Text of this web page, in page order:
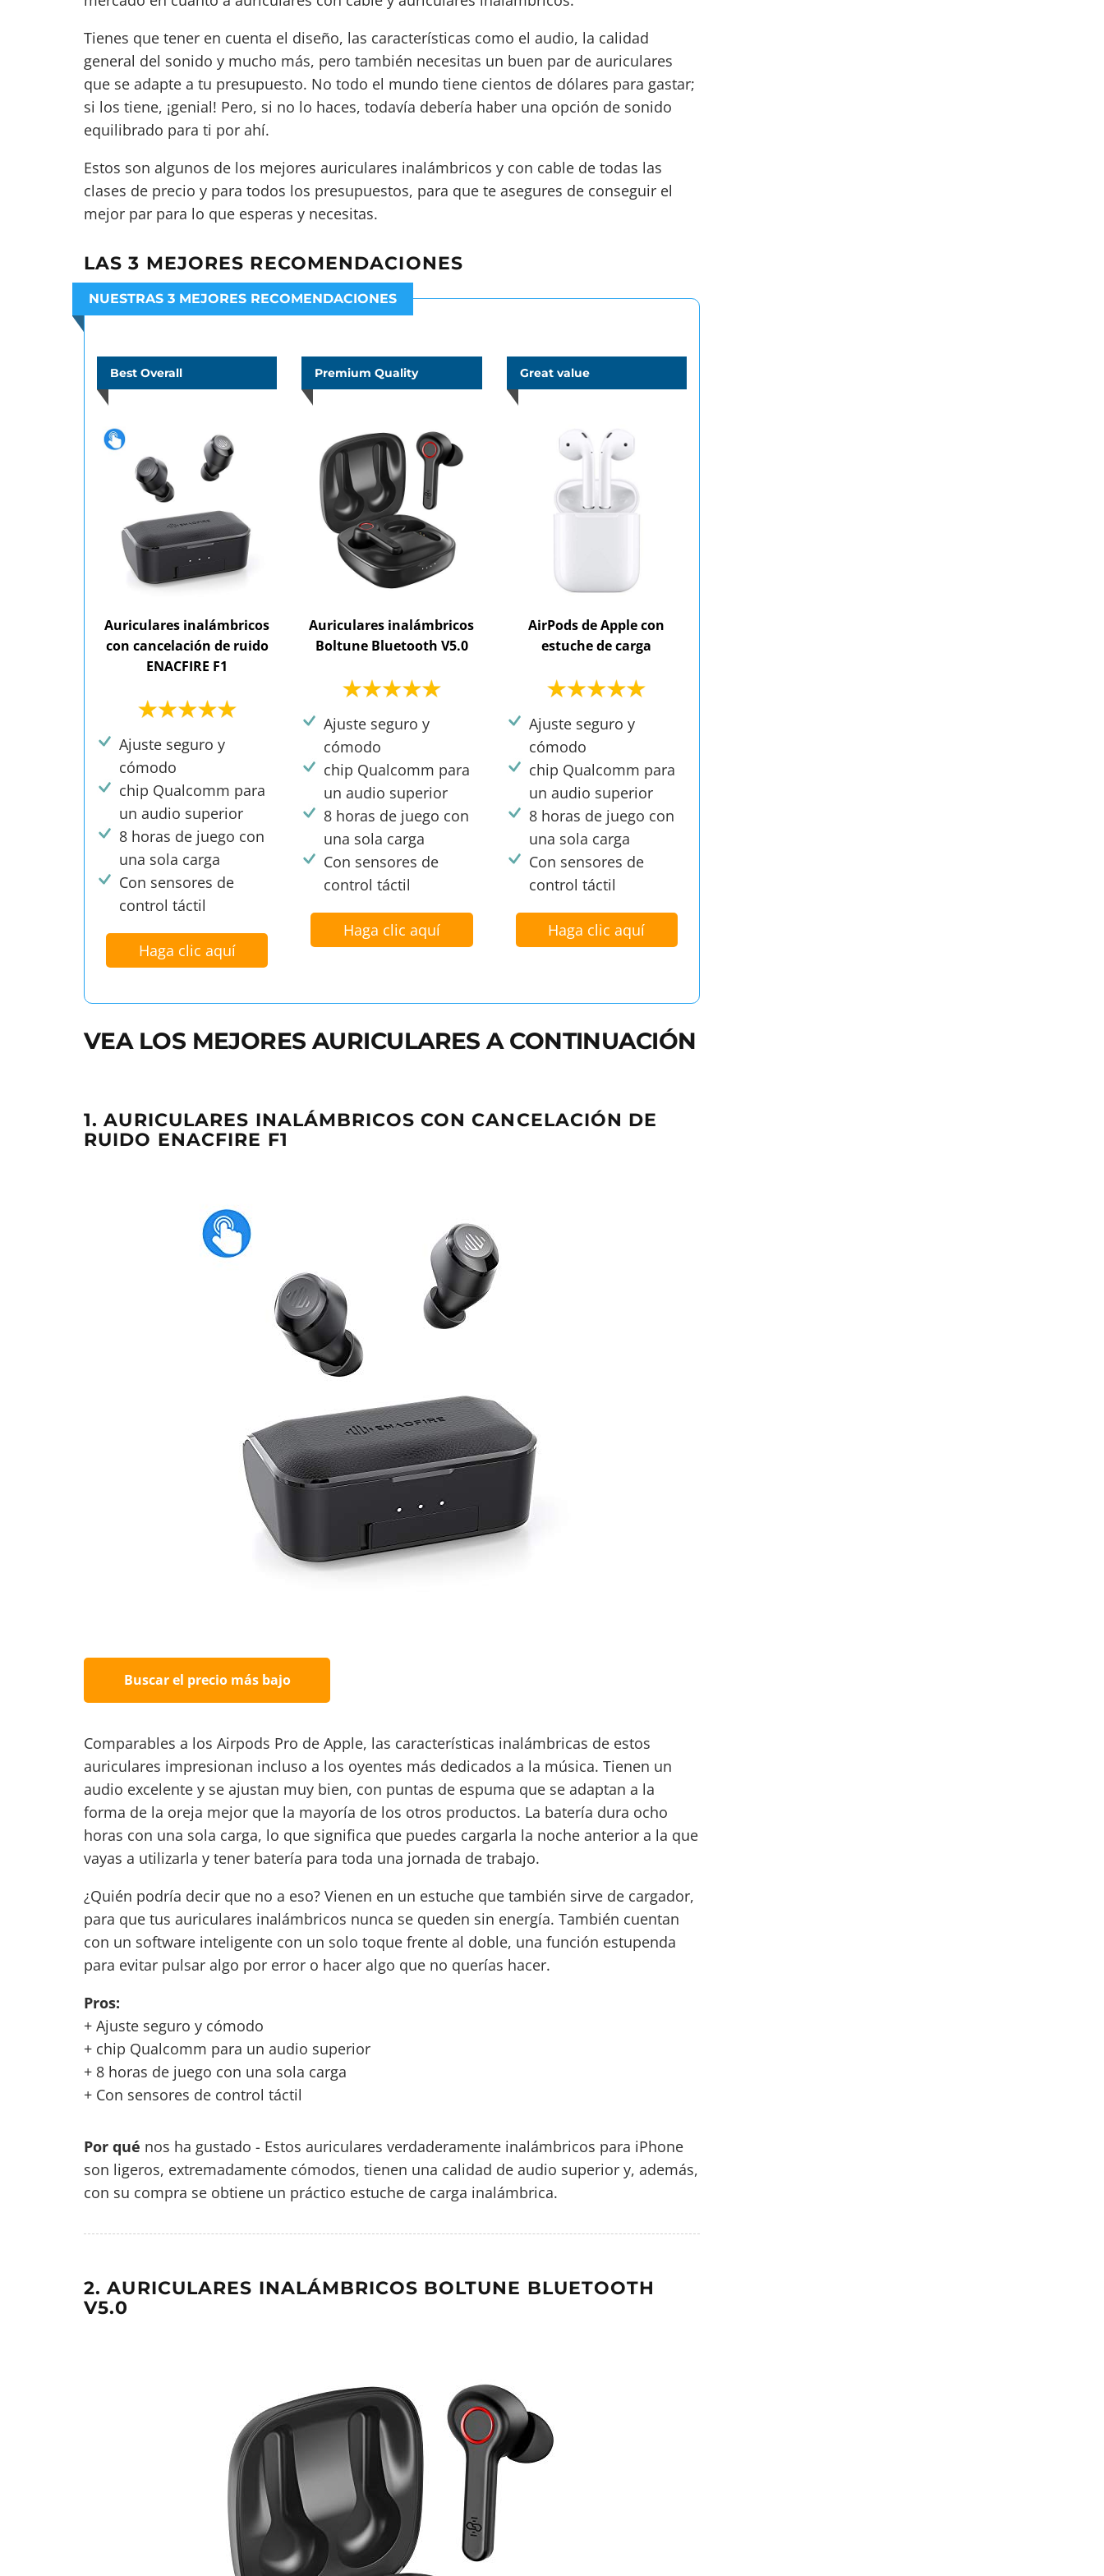
Tienes que tener en cuenta el diseño, las características como el audio, la calidad
general del sonido y mucho más, pero también necesitas un buen par de auriculares
que se adapte a tu presupuesto. No todo el mundo tiene cientos de dólares para gastar;
si los tiene, ¡genial! Pero, si no lo haces, todavía debería haber una opción de sonido
equilibrado para ti por ahí.
Estos son algunos de los mejores auriculares inalámbricos y con cable de todas las
clases de precio y para todos los presupuestos, para que te asegures de conseguir el
mejor par para lo que esperas y necesitas.
LAS 3 MEJORES RECOMENDACIONES
NUESTRAS 3 MEJORES RECOMENDACIONES
Best Overall
Auriculares inalámbricos
con cancelación de ruido
ENACFIRE F1
Ajuste seguro y
cómodo
chip Qualcomm para
un audio superior
8 horas de juego con
una sola carga
Con sensores de
control táctil
Haga clic aquí
Premium Quality
Auriculares inalámbricos
Boltune Bluetooth V5.0
Ajuste seguro y
cómodo
chip Qualcomm para
un audio superior
8 horas de juego con
una sola carga
Con sensores de
control táctil
Haga clic aquí
Great value
AirPods de Apple con
estuche de carga
Ajuste seguro y
cómodo
chip Qualcomm para
un audio superior
8 horas de juego con
una sola carga
Con sensores de
control táctil
Haga clic aquí
VEA LOS MEJORES AURICULARES A CONTINUACIÓN
1. AURICULARES INALÁMBRICOS CON CANCELACIÓN DE
RUIDO ENACFIRE F1
Buscar el precio más bajo
Comparables a los Airpods Pro de Apple, las características inalámbricas de estos
auriculares impresionan incluso a los oyentes más dedicados a la música. Tienen un
audio excelente y se ajustan muy bien, con puntas de espuma que se adaptan a la
forma de la oreja mejor que la mayoría de los otros productos. La batería dura ocho
horas con una sola carga, lo que significa que puedes cargarla la noche anterior a la que
vayas a utilizarla y tener batería para toda una jornada de trabajo.
¿Quién podría decir que no a eso? Vienen en un estuche que también sirve de cargador,
para que tus auriculares inalámbricos nunca se queden sin energía. También cuentan
con un software inteligente con un solo toque frente al doble, una función estupenda
para evitar pulsar algo por error o hacer algo que no querías hacer.
Pros:
+ Ajuste seguro y cómodo
+ chip Qualcomm para un audio superior
+ 8 horas de juego con una sola carga
+ Con sensores de control táctil
Por qué nos ha gustado - Estos auriculares verdaderamente inalámbricos para iPhone
son ligeros, extremadamente cómodos, tienen una calidad de audio superior y, además,
con su compra se obtiene un práctico estuche de carga inalámbrica.
2. AURICULARES INALÁMBRICOS BOLTUNE BLUETOOTH
V5.0